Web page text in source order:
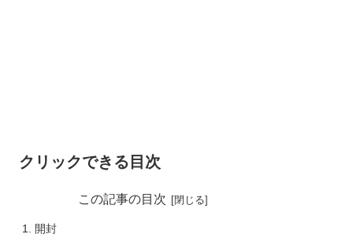
クリックできる目次
この記事の目次
開封